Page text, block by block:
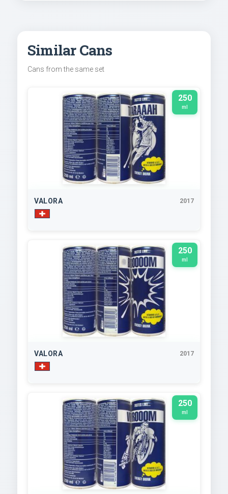
Similar Cans
Cans from the same set
250
ml
VALORA 2017
250
ml
VALORA 2017
250
ml